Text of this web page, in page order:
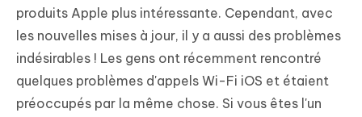
produits Apple plus intéressante. Cependant, avec
les nouvelles mises à jour, il y a aussi des problèmes
indésirables ! Les gens ont récemment rencontré
quelques problèmes d'appels Wi-Fi iOS et étaient
préoccupés par la même chose. Si vous êtes l'un